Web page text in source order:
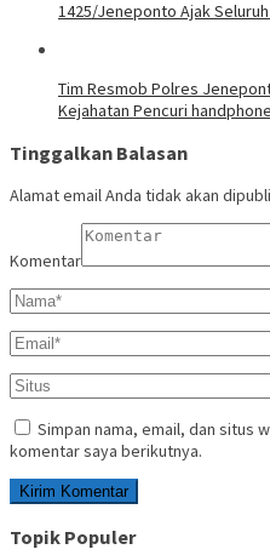
1425/Jeneponto Ajak
Tim Resmob Polres
Kejahatan Pencuri handphone
Tinggalkan Balasan
Alamat email Anda tidak akan
Komentar
Simpan nama, email, dan situs
komentar saya berikutnya.
Topik Populer